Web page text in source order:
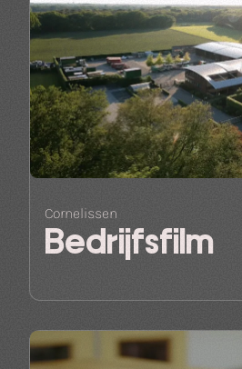
Cornelissen
Bedrijfsfilm